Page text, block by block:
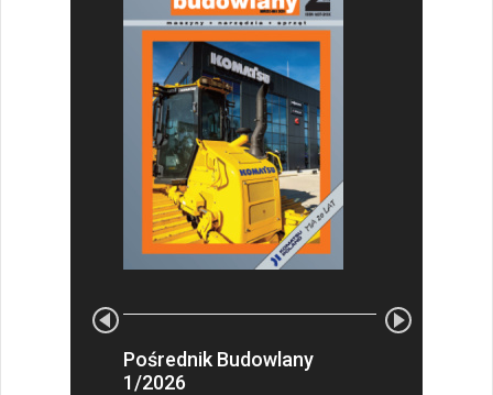
Pośrednik Budowlany
1/2026